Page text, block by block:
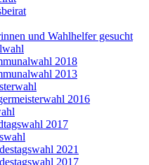
und Wahlhelfer gesucht
2018
2013
2016
2017
2021
2017